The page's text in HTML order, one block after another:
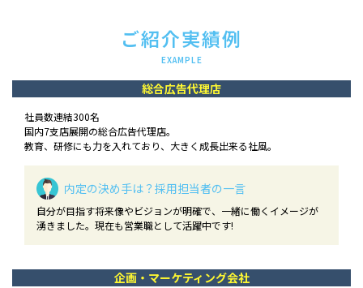
ご紹介実績例
EXAMPLE
総合広告代理店
社員数連結300名
国内7支店展開の総合広告代理店。
教育、研修にも力を入れており、大きく成長出来る社風。
内定の決め手は？ 採用担当者の一言
自分が目指す将来像やビジョンが明確で、一緒に働くイメージが
湧きました。現在も営業職として活躍中です!
企画・マーケティング会社